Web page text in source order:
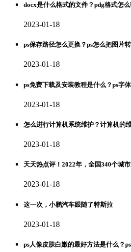
docx是什么格式的文件？pdg格式怎么
2023-01-18
ps保存路径怎么更换？ps怎么把图片
2023-01-18
ps免费下载及安装教程是什么？ps字
2023-01-18
怎么进行计算机系统维护？计算机的
2023-01-18
天天热点评！2022年，全国340个城
2023-01-18
这一次，小鹏汽车跟随了特斯拉
2023-01-18
ps人像皮肤白嫩的最好方法是什么？